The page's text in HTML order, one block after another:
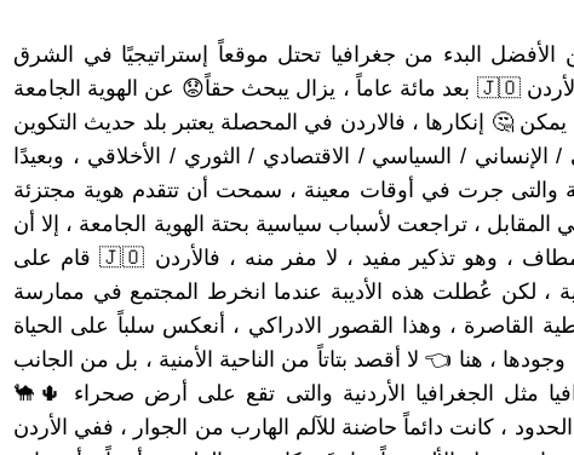
الأفضل البدء من جغرافيا تحتل موقعاً إستراتيجيًا في الشرق
الأوسط ومميز ، فالأردن 🇯🇴 بعد مائة عاماً ، يزال يبحث حقاً😟 عن الهوية الجامعة
🤔 إنكارها ، فالاردن في المحصلة يعتبر بلد حديث التكوين
/ الإنساني / السياسي / الاقتصادي / الثوري / الأخلاقي ، وبعيدًا
والتى جرت في أوقات معينة ، سمحت أن تتقدم هوية مجتزئة
المقابل ، تراجعت لأسباب سياسية بحتة الهوية الجامعة ، إلا أن
ايضاً ، في نهاية المطاف ، وهو تذكير مفيد ، لا مفر منه ، فالأردن 🇯🇴 قام على
، لكن عُطلت هذه الأديبة عندما انخرط المجتمع في ممارسة
القاصرة ، وهذا القصور الادراكي ، أنعكس سلباً على الحياة
، هنا 👈 لا أقصد بتاتاً من الناحية الأمنية ، بل من الجانب
مثل الجغرافيا الأردنية والتى تقع على أرض صحراء 🌵🐪
، كانت دائماً حاضنة للآلم الهارب من الجوار ، ففي الأردن